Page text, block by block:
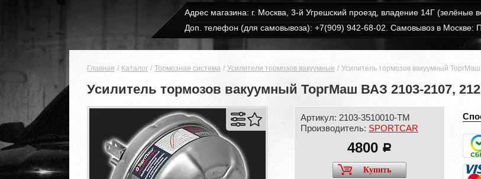
Адрес магазина: г. Москва, 3-й Угрешский проезд, владение 14Г (зелёные
Доп. телефон (для самовывоза): +7(909) 942-68-02. Самовывоз в Москве:
Главная Каталог Тормозная система Усилители тормозов вакуумные Усилитель тормозов вакуумный
Усилитель тормозов вакуумный ТоргМаш ВАЗ 2103-2107,
Артикул: 2103-3510010-ТМ
Производитель: SPORTCAR
4800 a
Купить